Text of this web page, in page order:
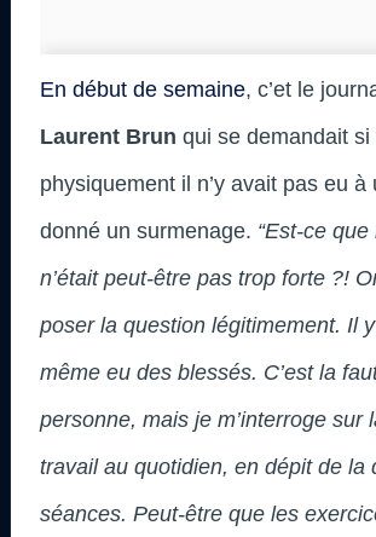
En début de semaine, c’et le
Laurent Brun qui se demandait si
physiquement il n’y avait pas eu à
donné un surmenage. “Est-ce
n’était peut-être pas trop forte ?!
poser la question légitimement. Il
même eu des blessés. C’est la
personne, mais je m’interroge sur
travail au quotidien, en dépit de la
séances. Peut-être que les